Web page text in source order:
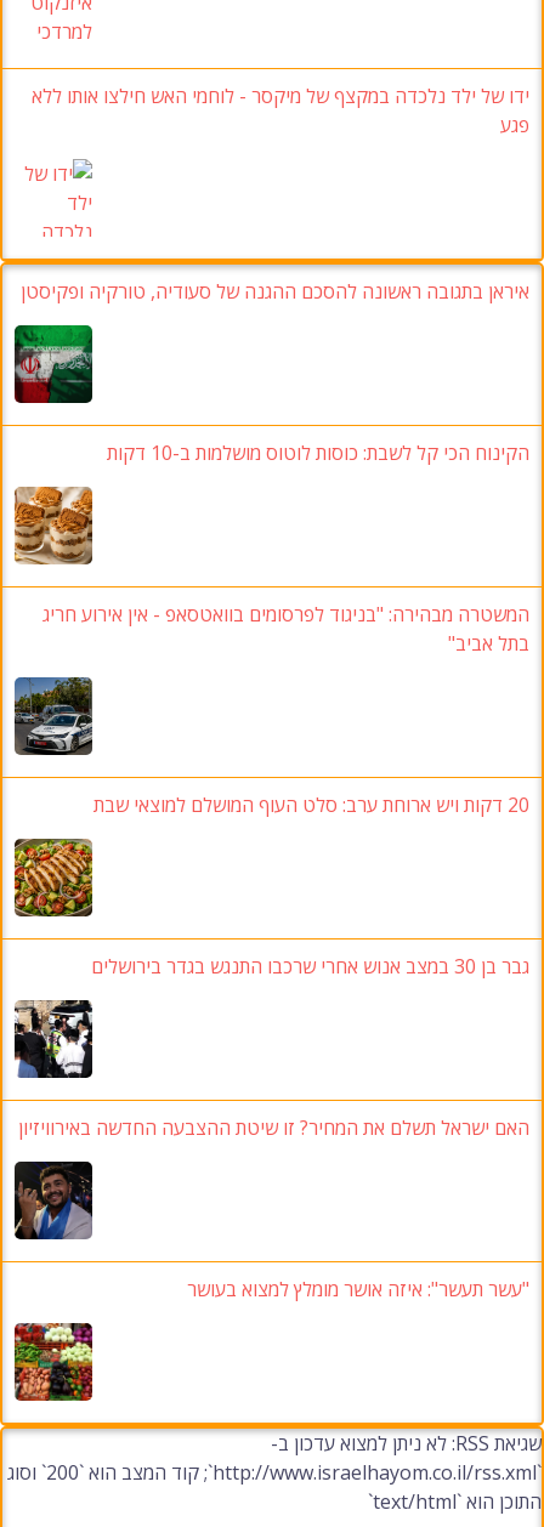
ידו של ילד נלכדה במקצף של מיקסר - לוחמי האש חילצו אותו ללא
פגע
איראן בתגובה ראשונה להסכם ההגנה של סעודיה, טורקיה ופקיסטן
הקינוח הכי קל לשבת: כוסות לוטוס מושלמות ב-10 דקות
המשטרה מבהירה: "בניגוד לפרסומים בוואטסאפ - אין אירוע חריג
בתל אביב"
20 דקות ויש ארוחת ערב: סלט העוף המושלם למוצאי שבת
גבר בן 30 במצב אנוש אחרי שרכבו התנגש בגדר בירושלים
האם ישראל תשלם את המחיר? זו שיטת ההצבעה החדשה באירוויזיון
"עשר תעשר": איזה אושר מומלץ למצוא בעושר
שגיאת RSS: לא ניתן למצוא עדכון ב-
`http://www.israelhayom.co.il/rss.xml`; קוד המצב הוא `200` וסוג
התוכן הוא `text/html`